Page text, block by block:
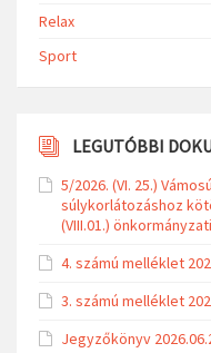
Relax
Sport
LEGUTÓBBI
5/2026. (VI. 25.)
súlykorlátozáshoz
(VIII.01.)
4. számú melléklet
3. számú melléklet
Jegyzőkönyv